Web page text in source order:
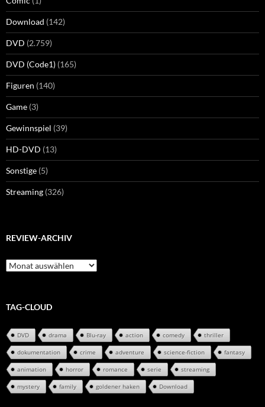
Download (142)
DVD (2.759)
DVD (Code1) (165)
Figuren (140)
Game (3)
Gewinnspiel (39)
HD-DVD (13)
Sonstige (5)
Streaming (326)
REVIEW-ARCHIV
Review-
Archiv
TAG-CLOUD
DVD drama Blu-ray action comedy thriller
dokumentation crime adventure science-fiction fantasy
animation horror romance serie streaming
mystery family goldener haken Download